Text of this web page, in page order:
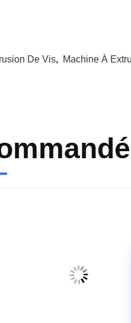
De Vis, Machine À